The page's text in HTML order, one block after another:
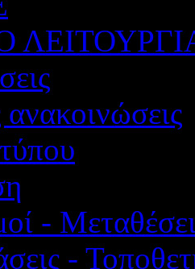
ανακοινώσεις
-
-